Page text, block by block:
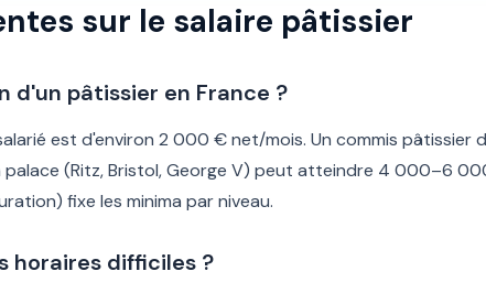
sur le salaire pâtissier
d'un pâtissier en France ?
est d'environ 2 000 € net/mois. Un commis pâtissier
palace (Ritz, Bristol, George V) peut atteindre 4 000–6
fixe les minima par niveau.
horaires difficiles ?